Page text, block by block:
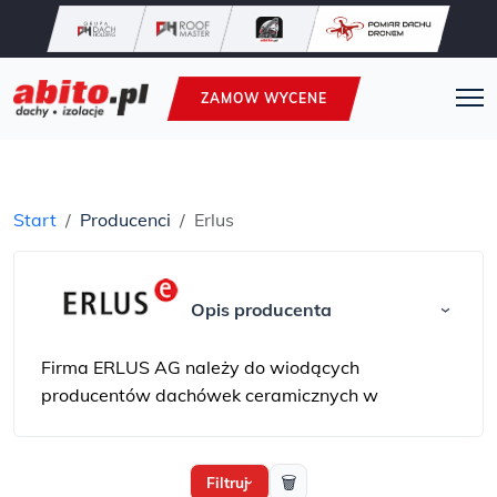
ZAMOW WYCENE
Start Producenci Erlus
Opis producenta ›
Firma ERLUS AG należy do wiodących
producentów dachówek ceramicznych w
doświadczeniem w dziedzinie ceramicznych
Filtruj› 🗑